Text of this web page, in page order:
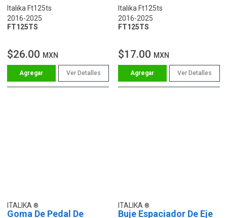
Italika Ft125ts
2016-2025
FT125TS
$26.00 MXN
Ver Detalles
Italika Ft125ts
2016-2025
FT125TS
$17.00 MXN
Ver Detalles
ITALIKA
Goma De Pedal De
ITALIKA
Buje Espaciador De Eje